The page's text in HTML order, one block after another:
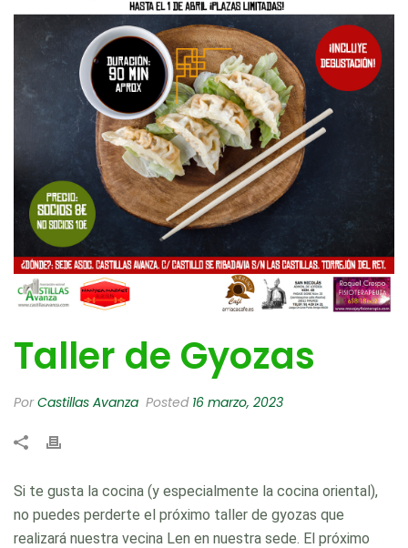
Taller de Gyozas
PorCastillas Avanza Posted 16 marzo, 2023
Si te gusta la cocina (y especialmente la cocina oriental),
no puedes perderte el próximo taller de gyozas que
realizará nuestra vecina Len en nuestra sede. El próximo